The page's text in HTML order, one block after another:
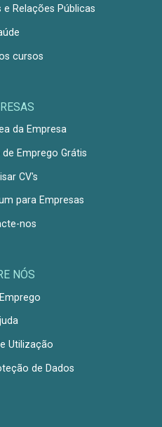
e Relações Públicas
cursos
da Empresa
Emprego Grátis
CV's
para Empresas
nos
NÓS
Utilização
de Dados